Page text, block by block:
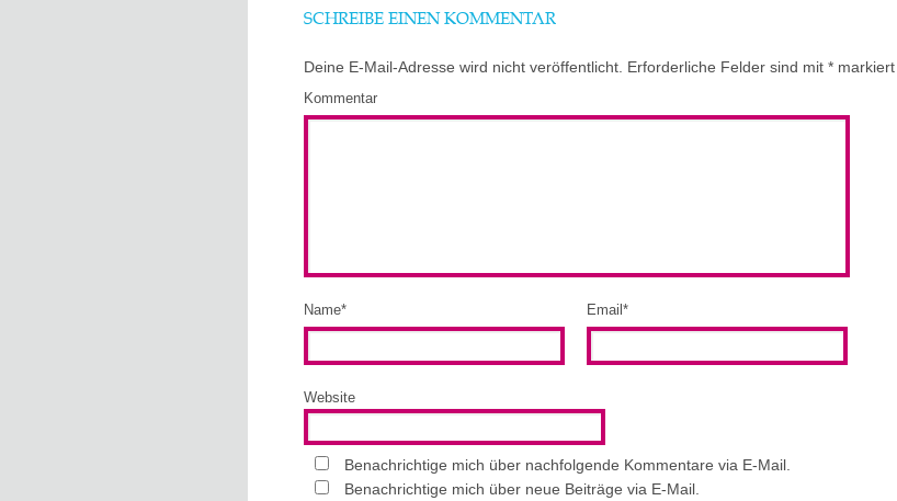
SCHREIBE EINEN KOMMENTAR
Deine E-Mail-Adresse wird nicht veröffentlicht. Erforderliche Felder sind mit * markiert
Kommentar
Name* Email *
Website
Benachrichtige mich über nachfolgende Kommentare via E-Mail.
Benachrichtige mich über neue Beiträge via E-Mail.